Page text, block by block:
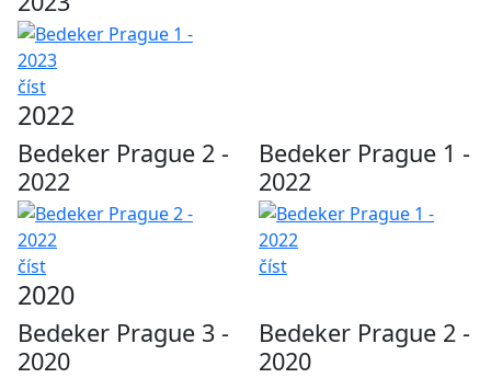
číst
2022
Bedeker Prague 2 -
2022
číst
Bedeker Prague 1 -
2022
číst
2020
Bedeker Prague 3 -
2020
Bedeker Prague 2 -
2020